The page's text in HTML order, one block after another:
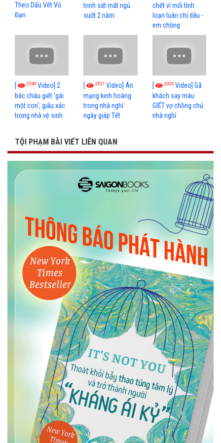
Theo Dấu Vết Vỏ
Đạn
trinh sát mất ngủ
suốt 2 năm
chết vì mối tình
loạn luân chị dâu -
em chồng
[ 2340 Video] 2
bác cháu giết 'gái
một con', giấu xác
trong nhà vệ sinh
[ 2521Video] Án
mạng kinh hoàng
trong nhà nghỉ
ngày giáp Tết
[ 2325 Video] Gã
khách say máu
GIẾT vợ chồng chủ
nhà nghỉ
TỘI PHẠM BÀI VIẾT LIÊN QUAN